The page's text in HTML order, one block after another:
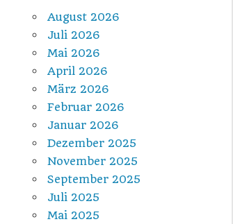
August 2026
Juli 2026
Mai 2026
April 2026
März 2026
Februar 2026
Januar 2026
Dezember 2025
November 2025
September 2025
Juli 2025
Mai 2025